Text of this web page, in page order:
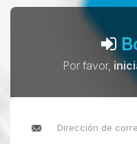
Por favor,